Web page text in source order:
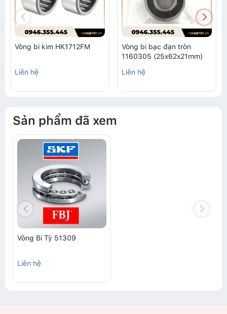
Vòng bi kim HK1712FM
Liên hệ
Vòng bi bạc đạn tròn
1160305 (25x62x21mm)
Liên hệ
Sản phẩm đã xem
Vòng Bi Tỳ 51309
Liên hệ